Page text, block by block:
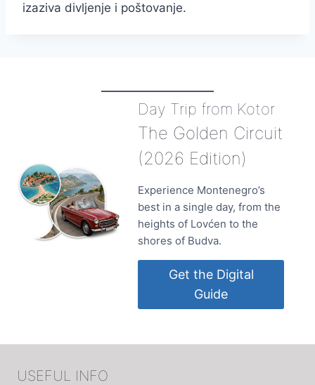
izaziva divljenje i poštovanje.
Day Trip from Kotor
The Golden Circuit
(2026 Edition)
Experience Montenegro’s
best in a single day, from the
heights of Lovćen to the
shores of Budva.
Get the Digital
Guide
USEFUL INFO